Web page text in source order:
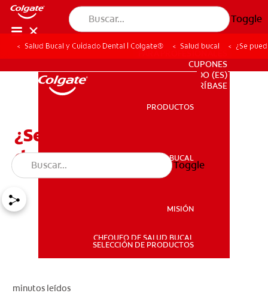
Toggle
SALUD BUCAL
PARA PROFESIONALES
CUPONES
DO (ES)
SUSCRÍBASE
PRODUCTOS
SALUD BUCAL
MISIÓN
CHEQUEO DE SALUD BUCAL
SELECCIÓN DE PRODUCTOS
Toggle
Salud Bucal y Cuidado Dental | Colgate® Salud bucal ¿Se
¿Se puede consumir
demasiado flúor?
minutos leídos